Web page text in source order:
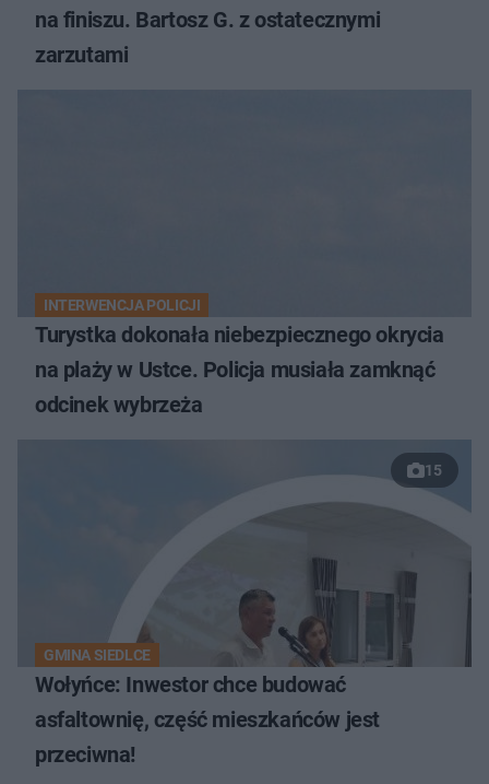
na finiszu. Bartosz G. z ostatecznymi
zarzutami
INTERWENCJA POLICJI
Turystka dokonała niebezpiecznego okrycia
na plaży w Ustce. Policja musiała zamknąć
odcinek wybrzeża
15
GMINA SIEDLCE
Wołyńce: Inwestor chce budować
asfaltownię, część mieszkańców jest
przeciwna!